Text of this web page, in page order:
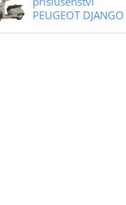
PEUGEOT DJANGO